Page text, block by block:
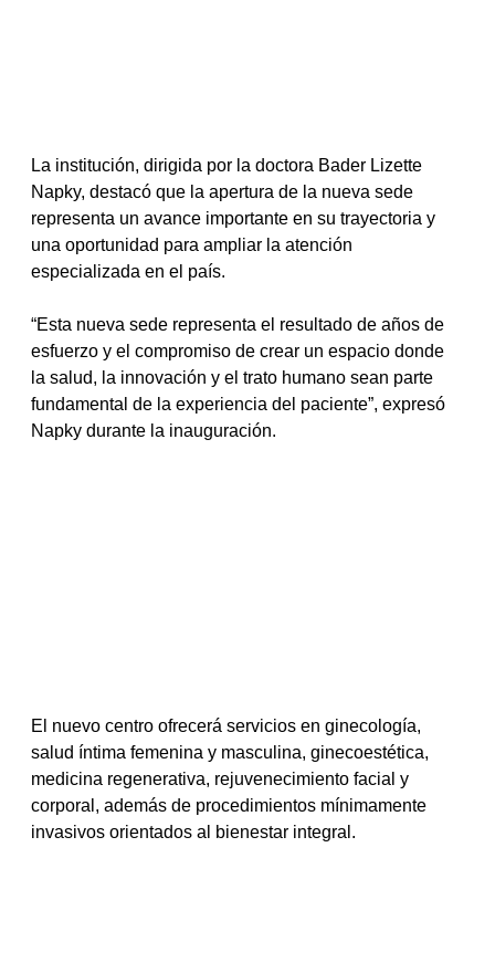
La institución, dirigida por la doctora Bader Lizette
Napky, destacó que la apertura de la nueva sede
representa un avance importante en su trayectoria y
una oportunidad para ampliar la atención
especializada en el país.
“Esta nueva sede representa el resultado de años de
esfuerzo y el compromiso de crear un espacio donde
la salud, la innovación y el trato humano sean parte
fundamental de la experiencia del paciente”, expresó
Napky durante la inauguración.
El nuevo centro ofrecerá servicios en ginecología,
salud íntima femenina y masculina, ginecoestética,
medicina regenerativa, rejuvenecimiento facial y
corporal, además de procedimientos mínimamente
invasivos orientados al bienestar integral.